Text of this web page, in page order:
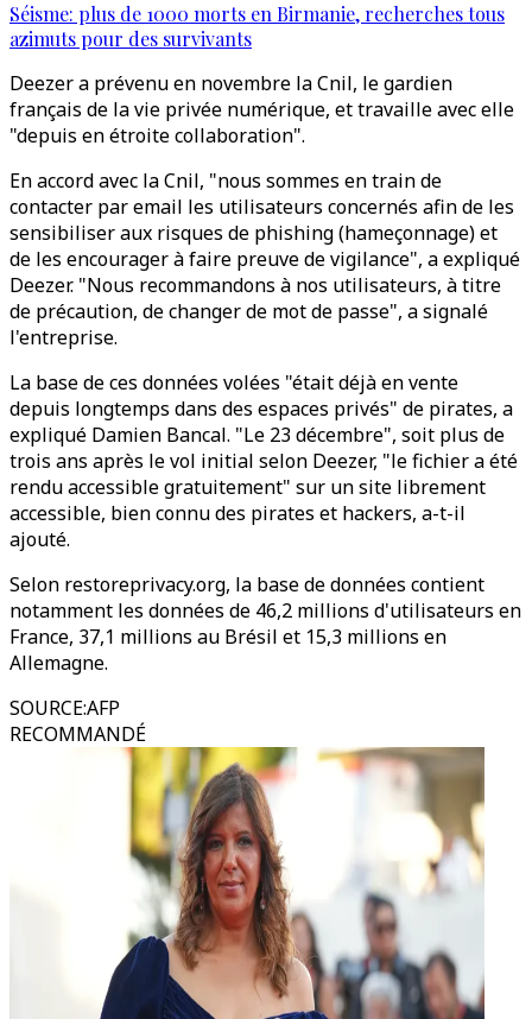
Séisme: plus de 1000 morts en Birmanie, recherches tous
azimuts pour des survivants
Deezer a prévenu en novembre la Cnil, le gardien
français de la vie privée numérique, et travaille avec elle
"depuis en étroite collaboration".
En accord avec la Cnil, "nous sommes en train de
contacter par email les utilisateurs concernés afin de les
sensibiliser aux risques de phishing (hameçonnage) et
de les encourager à faire preuve de vigilance", a expliqué
Deezer. "Nous recommandons à nos utilisateurs, à titre
de précaution, de changer de mot de passe", a signalé
l'entreprise.
La base de ces données volées "était déjà en vente
depuis longtemps dans des espaces privés" de pirates, a
expliqué Damien Bancal. "Le 23 décembre", soit plus de
trois ans après le vol initial selon Deezer, "le fichier a été
rendu accessible gratuitement" sur un site librement
accessible, bien connu des pirates et hackers, a-t-il
ajouté.
Selon restoreprivacy.org, la base de données contient
notamment les données de 46,2 millions d'utilisateurs en
France, 37,1 millions au Brésil et 15,3 millions en
Allemagne.
SOURCE:AFP
RECOMMANDÉ